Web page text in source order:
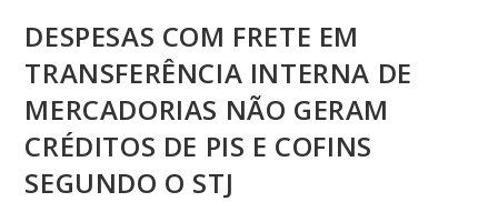
DESPESAS COM FRETE EM
TRANSFERÊNCIA INTERNA DE
MERCADORIAS NÃO GERAM
CRÉDITOS DE PIS E COFINS
SEGUNDO O STJ